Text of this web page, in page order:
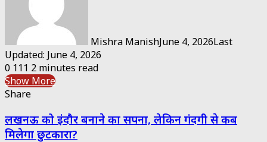
Mishra ManishJune 4, 2026Last
Updated: June 4, 2026
0 111 2 minutes read
Show More
Share
via
Email
लखनऊ को इंदौर बनाने का सपना, लेकिन गंदगी से कब
मिलेगा छुटकारा?